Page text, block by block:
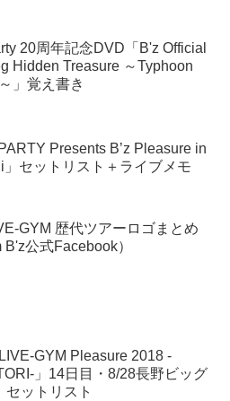
20周年記念DVD「B'z Official
Hidden Treasure ～Typhoon
」覚え書き
PARTY Presents B’z Pleasure in
」セットリスト＋ライブメモ
GYM 歴代ツアーロゴまとめ
B'z公式Facebook）
LIVE-GYM Pleasure 2018 -
」14日目・8/28長野ビッグ
セットリスト